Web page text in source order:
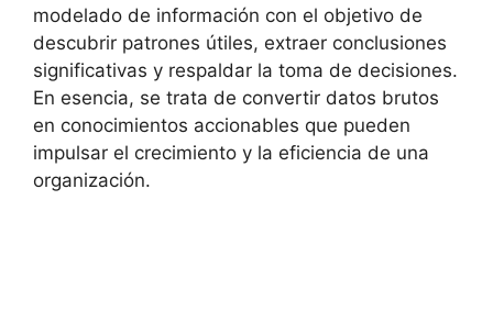
modelado de información con el objetivo de
descubrir patrones útiles, extraer conclusiones
significativas y respaldar la toma de decisiones.
En esencia, se trata de convertir datos brutos
en conocimientos accionables que pueden
impulsar el crecimiento y la eficiencia de una
organización.